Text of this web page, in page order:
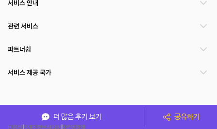
더 많은 후기 보기 공유하기
서비스 안내
관련 서비스
파트너쉽
서비스 제공 국가
이용약관개인정보처리방침운영정책